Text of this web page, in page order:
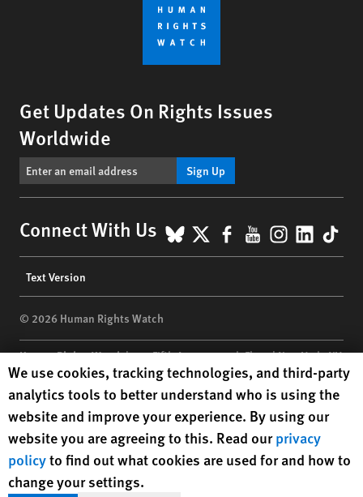
Get Updates On Rights Issues
Worldwide
Sign Up
Connect With Us BlueSky
X Facebook
YouTube
menu
Text Version
© 2026 Human Rights Watch
Human Rights Watch| 350 Fifth Avenue, 34th Floor | New York,NY
10118-3299USA|t 1.212.290.4700
Human Rights Watchis a 501(C)(3) nonprofit registered in the US
under EIN: 13-2875808
Human Rights Watch cookie preferences
We use cookies, tracking technologies, and third-party
analytics tools to better understand who is using the
website and improve your experience. By using our
website you are agreeing to this. Read ourprivacy
policyto find out what cookies are used for and how to
change your settings.